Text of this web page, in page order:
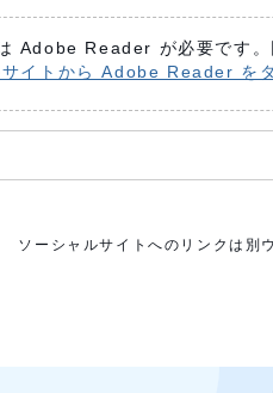
Adobe Reader が必要です
イトから Adobe Reader を
ソーシャルサイトへのリンクは別